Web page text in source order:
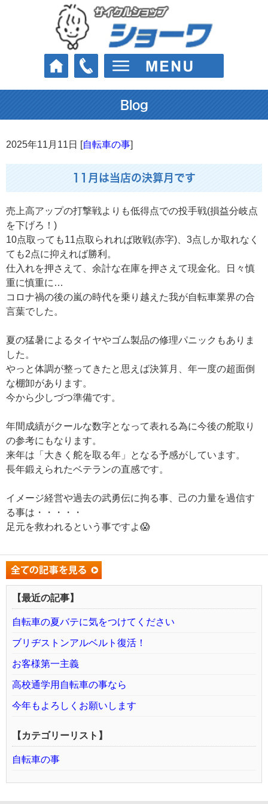
Blog
2025年11月11日 [自転車の事]
11月は当店の決算月です
売上高アップの打撃戦よりも低得点での投手戦(損益分岐点
を下げろ！)
10点取っても11点取られれば敗戦(赤字)、3点しか取れなく
ても2点に抑えれば勝利。
仕入れを押さえて、余計な在庫を押さえて現金化。日々慎
重に慎重に…
コロナ禍の後の嵐の時代を乗り越えた我が自転車業界の合
言葉でした。
夏の猛暑によるタイヤやゴム製品の修理パニックもありま
した。
やっと体調が整ってきたと思えば決算月、年一度の超面倒
な棚卸があります。
今から少しづつ準備です。
年間成績がクールな数字となって表れる為に今後の舵取り
の参考にもなります。
来年は「大きく舵を取る年」となる予感がしています。
長年鍛えられたベテランの直感です。
イメージ経営や過去の武勇伝に拘る事、己の力量を過信す
る事は・・・・・
足元を救われるという事ですよ😱
【最近の記事】
自転車の夏バテに気をつけてください
ブリヂストンアルベルト復活！
お客様第一主義
高校通学用自転車の事なら
今年もよろしくお願いします
【カテゴリーリスト】
自転車の事